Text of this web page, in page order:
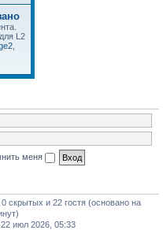
L2
,
меня
скрытых и 22 гостя (основано на
июл 2026, 05:33